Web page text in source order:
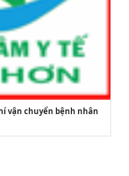
vận chuyển bệnh nhân
việc làm